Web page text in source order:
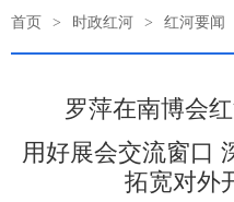
首页 > 时政红河 > 红河要闻
罗萍在南博会
用好展会交流窗口
拓宽对外